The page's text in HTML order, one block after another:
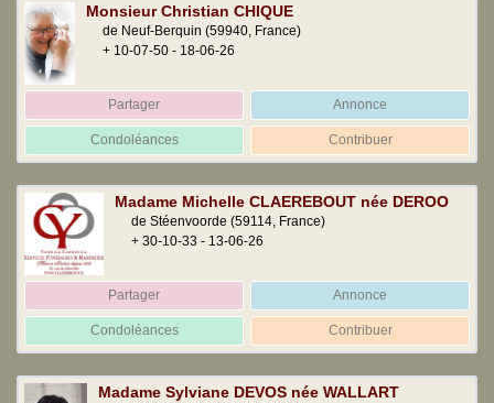
Monsieur Christian CHIQUE
de Neuf-Berquin (59940, France)
+ 10-07-50 - 18-06-26
Partager Annonce
Condoléances Contribuer
Madame Michelle CLAEREBOUT née DEROO
de Stéenvoorde (59114, France)
+ 30-10-33 - 13-06-26
Partager Annonce
Condoléances Contribuer
Madame Sylviane DEVOS née WALLART